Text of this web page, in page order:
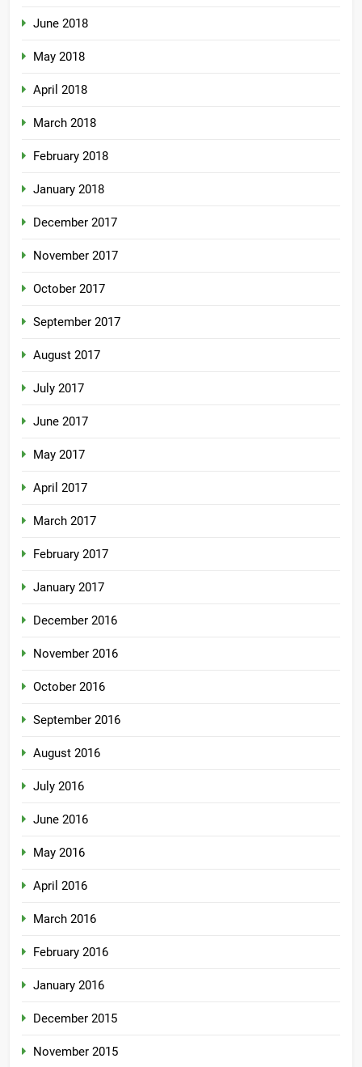
June 2018
May 2018
April 2018
March 2018
February 2018
January 2018
December 2017
November 2017
October 2017
September 2017
August 2017
July 2017
June 2017
May 2017
April 2017
March 2017
February 2017
January 2017
December 2016
November 2016
October 2016
September 2016
August 2016
July 2016
June 2016
May 2016
April 2016
March 2016
February 2016
January 2016
December 2015
November 2015